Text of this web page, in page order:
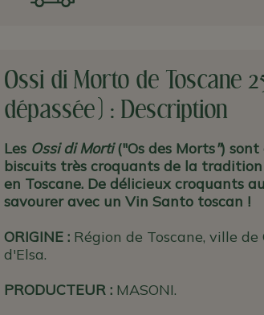
Ossi di Morto de Toscane
dépassée) : Description
Les Ossi di Morti("Os des Morts") sont
biscuits très croquants de la
en Toscane. De délicieux croquants
savourer avec un Vin Santo toscan !
ORIGINE :Région de Toscane, ville de
d'Elsa.
PRODUCTEUR : MASONI.